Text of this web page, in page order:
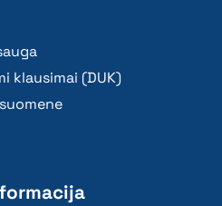
klausimai (DUK)